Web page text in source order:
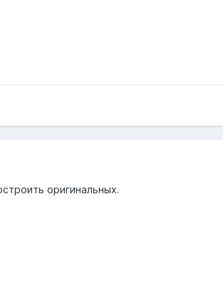
оригинальных.